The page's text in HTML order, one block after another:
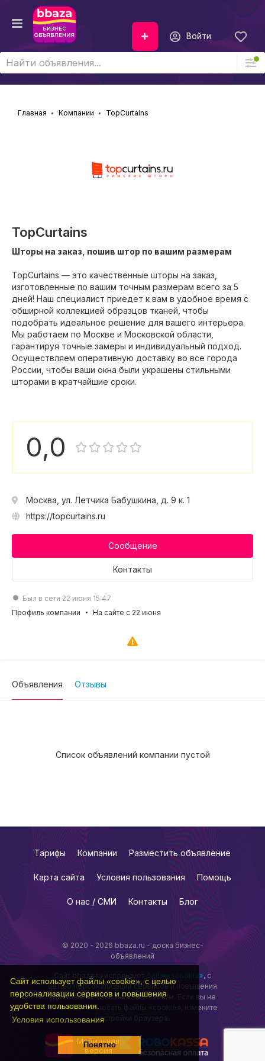
Сайт использует файлы «cookie», с целью
персонализации сервисов и повышения
удобства пользования.
Условия использования
Понятно
Войти
Главная Компании TopCurtains
TopCurtains
Шторы на заказ, пошив штор по вашим размерам
TopCurtains — это качественные шторы на заказ,
изготовленные по вашим точным размерам всего за 5
дней! Наш специалист приедет к вам в удобное время с
обширной коллекцией образцов тканей, чтобы
подобрать идеальное решение для вашего интерьера.
Мы работаем по Москве и Московской области,
гарантируя точные замеры и индивидуальный подход.
Осуществляем оперативную доставку во все города
России, чтобы ваши окна были украшены стильными
шторами в кратчайшие сроки.
0,0
Москва, ул. Летчика Бабушкина, д. 9 к. 1
https://topcurtains.ru
Сообщение
Контакты
Был в сети 22 июня 15:47
Профиль компании
На сайте с 22 июня
Объявления Отзывы
Список объявлений компании пустой
© 2020 - 2026 bbaza.ru - доска бизнес-
объявлений
Сайт bbaza.ru использует файлы «cookie», с
целью персонализации сервисов и повышения
удобства пользования веб-сайтом. Если вы не
хотите использовать файлы «cookie», измените
настройки браузера.
Мобильная
версия
Тарифы Компании Разместить объявление
Карта сайта Условия пользования Помощь
О нас / СМИ Контакты Блог